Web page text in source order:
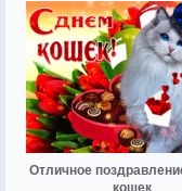
Отличное
кошек